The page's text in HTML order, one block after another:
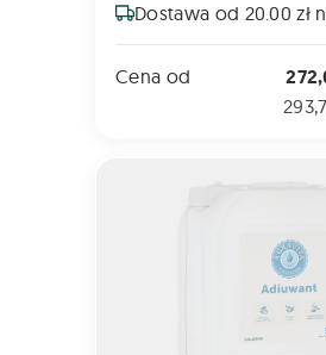
Dostawa od 20.00 zł
Cena od